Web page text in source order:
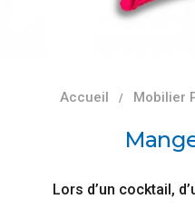
Accueil Mobilier
Lors d’un cocktail,